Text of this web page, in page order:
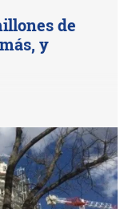
de
y